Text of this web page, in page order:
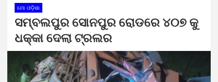
ମୋ ଓଡ଼ିଶା
ସମ୍ବଲପୁର ସୋନପୁର ରୋଡରେ ୪୦୭ କୁ
ଧକ୍କା ଦେଲା ଟ୍ରଲର